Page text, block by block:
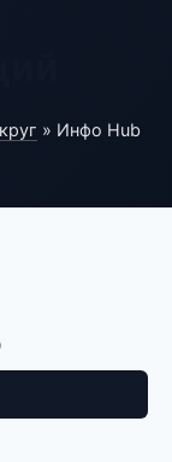
» Инфо Hub